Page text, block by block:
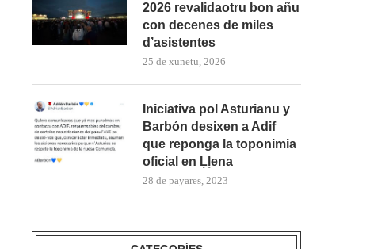
2026 revalidaotru bon añu
con decenes de miles
d’asistentes
25 de xunetu, 2026
Iniciativa pol Asturianu y
Barbón desixen a Adif
que reponga la toponimia
oficial en Ḷḷena
28 de payares, 2023